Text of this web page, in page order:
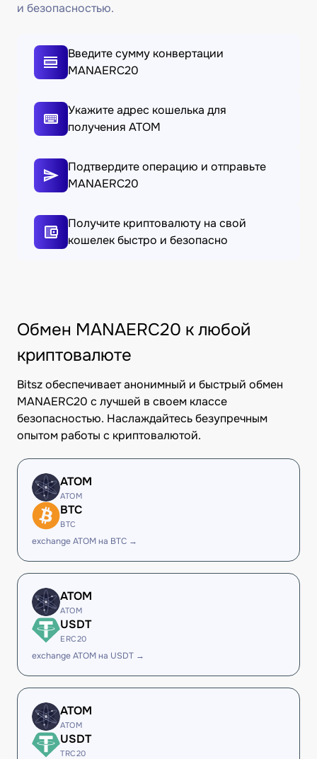
и безопасностью.
Введите сумму конвертации
MANAERC20
Укажите адрес кошелька для
получения ATOM
Подтвердите операцию и отправьте
MANAERC20
Получите криптовалюту на свой
кошелек быстро и безопасно
Обмен MANAERC20 к любой
криптовалюте
Bitsz обеспечивает анонимный и быстрый обмен
MANAERC20 с лучшей в своем классе
безопасностью. Наслаждайтесь безупречным
опытом работы с криптовалютой.
ATOM
ATOM
BTC
BTC
exchange ATOM на BTC →
ATOM
ATOM
USDT
ERC20
exchange ATOM на USDT →
ATOM
ATOM
USDT
TRC20